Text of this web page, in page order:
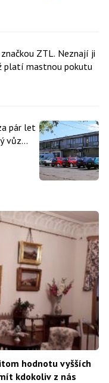
ZTL. Neznají ji
platí mastnou pokutu
pár let
vůz
hodnotu vyšších
kdokoliv z nás